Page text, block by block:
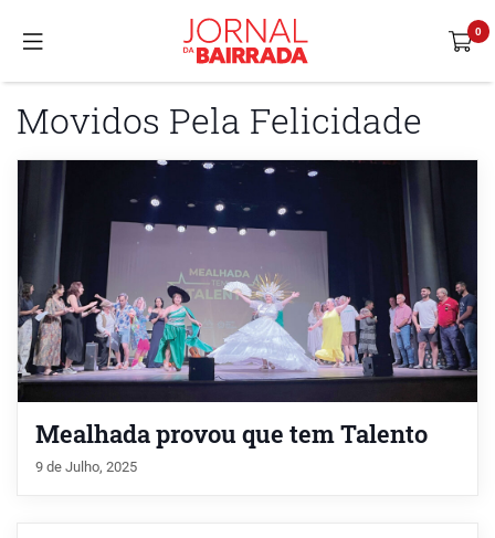
Movidos Pela Felicidade
Mealhada provou que tem Talento
9 de Julho, 2025